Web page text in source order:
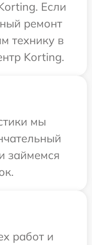
Если
ремонт
технику в
Korting.
мы
займемся
работ и